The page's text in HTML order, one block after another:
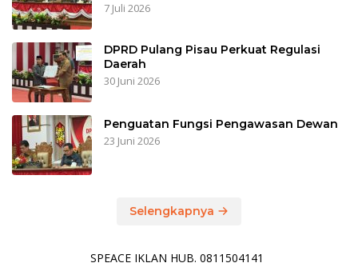
7 Juli 2026
DPRD Pulang Pisau Perkuat Regulasi
Daerah
30 Juni 2026
Penguatan Fungsi Pengawasan Dewan
23 Juni 2026
Selengkapnya
SPEACE IKLAN HUB. 0811504141